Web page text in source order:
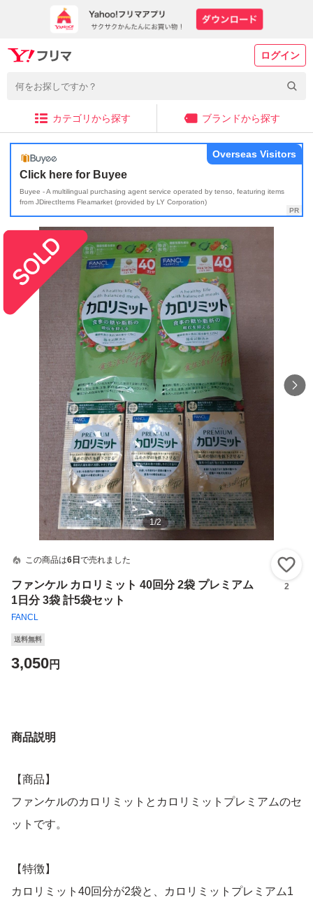
ログイン
カテゴリから探す ブランドから探す
Click here for Buyee
Buyee - A multilingual purchasing agent service operated by tenso, featuring items
from JDirectItems Fleamarket (provided by LY Corporation)
Overseas Visitors
1/2
この商品は6日 で売れました
ファンケル カロリミット 40回分 2袋 プレミアム
1日分 3袋 計5袋セット
FANCL
2
送料無料
3,050円
商品説明
【商品】
ファンケルのカロリミットとカロリミットプレミアムのセ
ットです。
【特徴】
カロリミット40回分が2袋と、カロリミットプレミアム1